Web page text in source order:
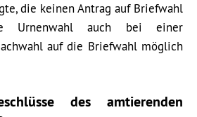
die keinen Antrag auf Briefwahl
Urnenwahl auch bei einer
auf die Briefwahl möglich
des amtierenden